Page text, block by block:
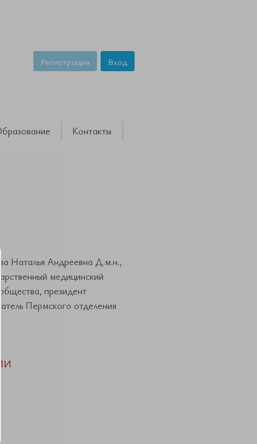
Регистрация Вход
Контакты
Андреевна Д.м.н.,
медицинский
президент
Пермского отделения